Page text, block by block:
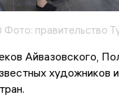
Фото: правительство
Айвазовского,
художников